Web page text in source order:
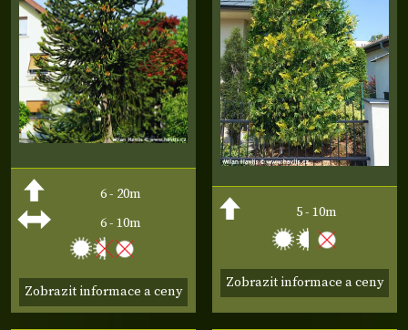
6 - 20m
6 - 10m
Zobrazit informace a ceny
5 - 10m
Zobrazit informace a ceny